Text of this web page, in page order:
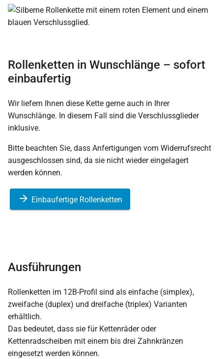
Rollenketten in Wunschlänge – sofort
einbaufertig
Wir liefern Ihnen diese Kette gerne auch in Ihrer
Wunschlänge. In diesem Fall sind die Verschlussglieder
inklusive.
Bitte beachten Sie, dass Anfertigungen vom Widerrufsrecht
ausgeschlossen sind, da sie nicht wieder eingelagert
werden können.
Einbaufertige Rollenketten
Ausführungen
Rollenketten im 12B-Profil sind als einfache (simplex),
zweifache (duplex) und dreifache (triplex) Varianten
erhältlich.
Das bedeutet, dass sie für Kettenräder oder
Kettenradscheiben mit einem bis drei Zahnkränzen
eingesetzt werden können.